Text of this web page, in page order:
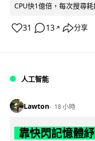
CPU快1億倍，每次搜尋
31 13 ↗ 分享
人工智能
Lawton 18 小時
靠快閃記憶體